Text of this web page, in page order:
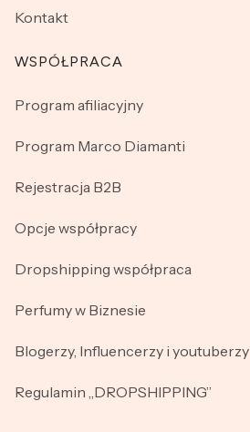
Kontakt
WSPÓŁPRACA
Program afiliacyjny
Program Marco Diamanti
Rejestracja B2B
Opcje współpracy
Dropshipping współpraca
Perfumy w Biznesie
Blogerzy, Influencerzy i youtuberzy
Regulamin „DROPSHIPPING”